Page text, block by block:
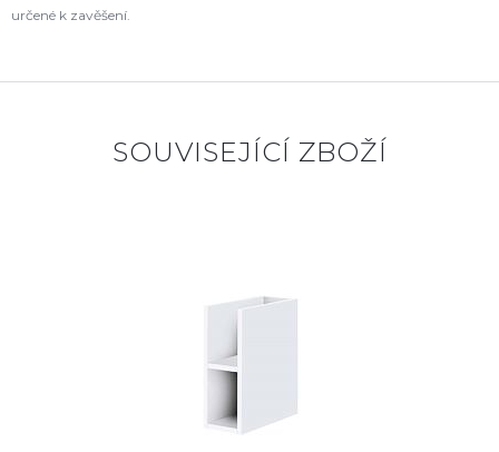
určené k zavěšení.
SOUVISEJÍCÍ ZBOŽÍ